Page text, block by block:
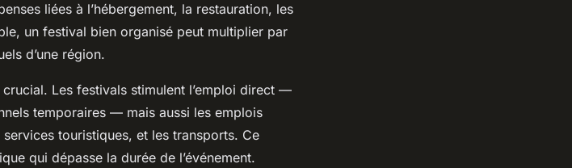
liées à l’hébergement, la restauration, les
un festival bien organisé peut multiplier par
d’une région.
Les festivals stimulent l’emploi direct —
temporaires — mais aussi les emplois
touristiques, et les transports. Ce
qui dépasse la durée de l’événement.